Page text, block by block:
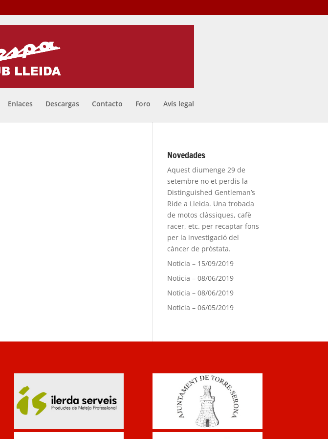
Enlaces Descargas Contacto Foro Avís legal
Novedades
Aquest diumenge 29 de
setembre no et perdis la
Distinguished Gentleman’s
Ride a Lleida. Una trobada
de motos clàssiques, cafè
racer, etc. per recaptar fons
per la investigació del
càncer de pròstata.
Noticia – 15/09/2019
Noticia – 08/06/2019
Noticia – 08/06/2019
Noticia – 06/05/2019